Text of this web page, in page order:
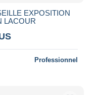
EXPOSITION
LACOUR
Professionnel